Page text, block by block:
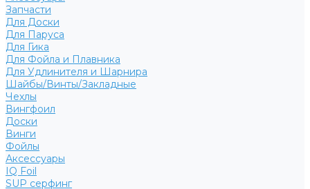
Запчасти
Для Доски
Для Паруса
Для Гика
Для Фойла и Плавника
Для Удлинителя и Шарнира
Шайбы/Винты/Закладные
Чехлы
Вингфоил
Доски
Винги
Фойлы
Аксессуары
IQ Foil
SUP серфинг